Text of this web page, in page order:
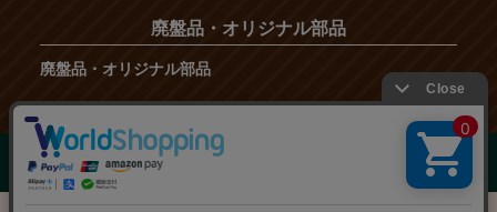
廃盤品・オリジナル部品
廃盤品・オリジナル部品
COPYRIGHT OFFICE TANAKA ALL RIGHT RESERVED.